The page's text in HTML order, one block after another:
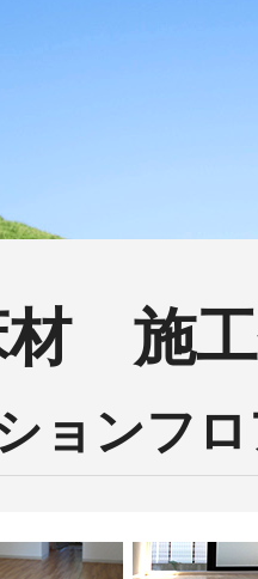
材 施工
ョンフ